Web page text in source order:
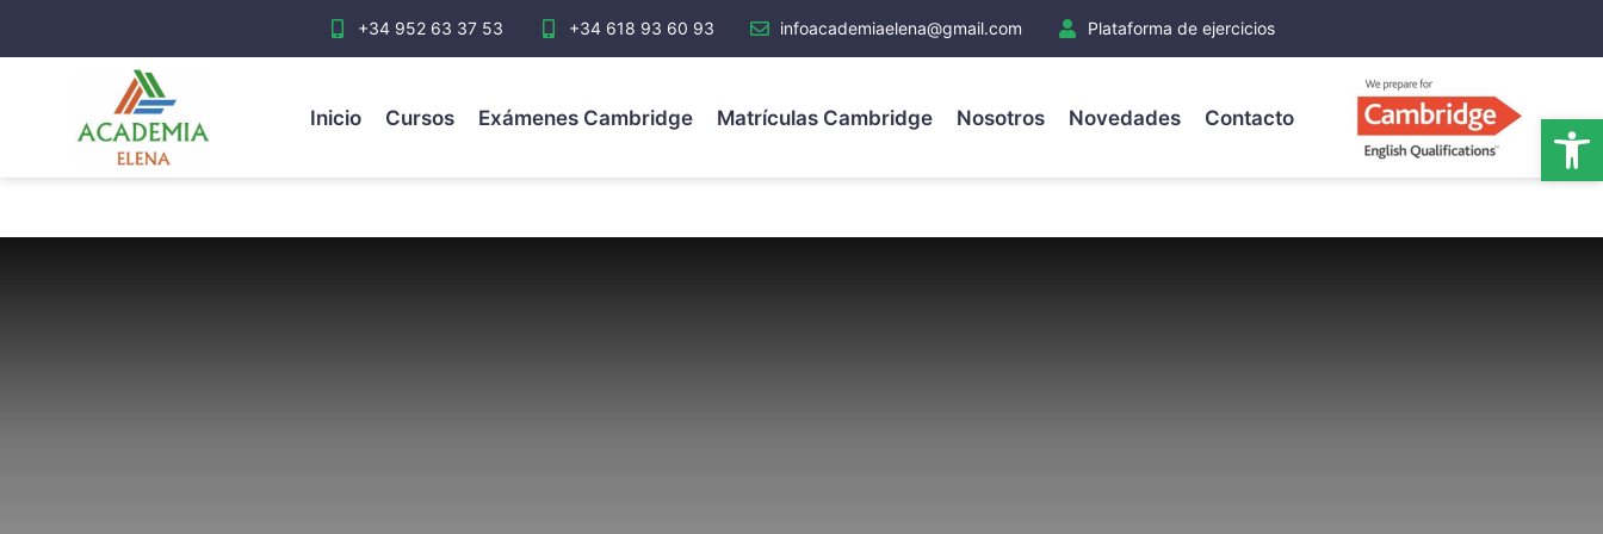
+34 952 63 37 53 +34 618 93 60 93 infoacademiaelena@gmail.com Plataforma de ejercicios
Inicio Cursos Exámenes Cambridge Matrículas Cambridge Nosotros Novedades Contacto